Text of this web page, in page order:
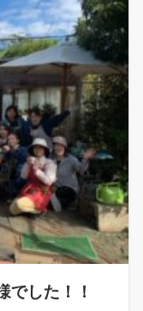
した！！